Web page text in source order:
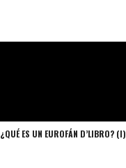
¿QUÉ ES UN EUROFÁN D’LIBRO? (I)